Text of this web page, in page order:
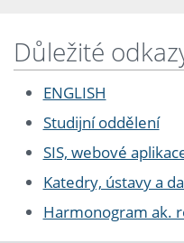
Důležité
ENGLISH
Studijní oddělení
SIS, webové
Katedry, ústavy a
Harmonogram ak.